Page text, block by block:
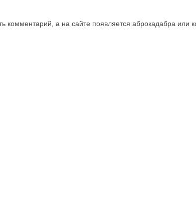
комментарий, а на сайте появляется аброкадабра или